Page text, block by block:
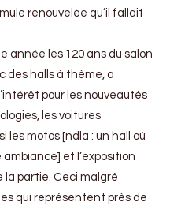
renouvelée qu’il fallait
année les 120 ans du salon
des halls à thème, a
pour les nouveautés
les voitures
les motos [ndla : un hall où
et l’exposition
la partie. Ceci malgré
qui représentent près de